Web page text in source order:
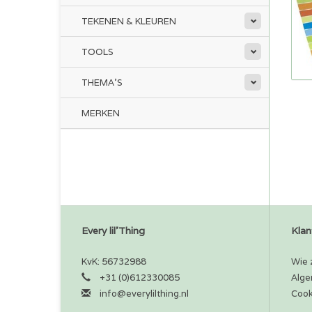
TEKENEN & KLEUREN
TOOLS
THEMA'S
MERKEN
Every lil'Thing
KvK: 56732988
+31 (0)612330085
info@everylilthing.nl
Wie